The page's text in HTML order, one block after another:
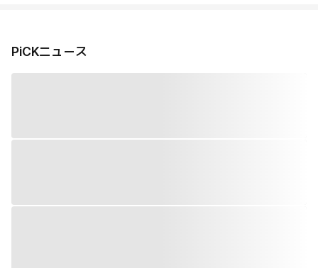
PiCKニュース